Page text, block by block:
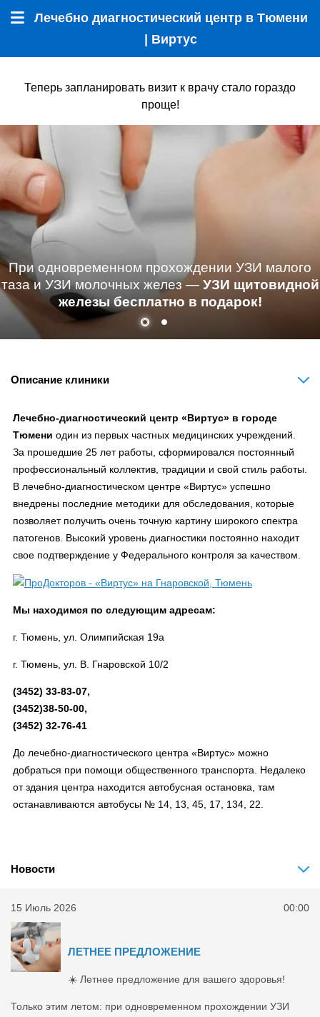
Лечебно диагностический центр в Тюмени
| Виртус
Теперь запланировать визит к врачу стало гораздо
проще!
При одновременном прохождении УЗИ малого
таза и УЗИ молочных желез — УЗИ щитовидной
железы бесплатно в подарок!
Описание клиники
Лечебно-диагностический центр «Виртус» в городе
Тюмени один из первых частных медицинских учреждений.
За прошедшие 25 лет работы, сформировался постоянный
профессиональный коллектив, традиции и свой стиль работы.
В лечебно-диагностическом центре «Виртус» успешно
внедрены последние методики для обследования, которые
позволяет получить очень точную картину широкого спектра
патогенов. Высокий уровень диагностики постоянно находит
свое подтверждение у Федерального контроля за качеством.
Мы находимся по следующим адресам:
г. Тюмень, ул. Олимпийская 19а
г. Тюмень, ул. В. Гнаровской 10/2
(3452) 33-83-07,
(3452)38-50-00,
(3452) 32-76-41
До лечебно-диагностического центра «Виртус» можно
добраться при помощи общественного транспорта. Недалеко
от здания центра находится автобусная остановка, там
останавливаются автобусы № 14, 13, 45, 17, 134, 22.
Новости
15 Июль 2026 00:00
ЛЕТНЕЕ ПРЕДЛОЖЕНИЕ
☀️ Летнее предложение для вашего здоровья!
Только этим летом: при одновременном прохождении УЗИ